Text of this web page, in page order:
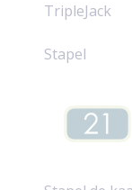
TripleJack
Stapel